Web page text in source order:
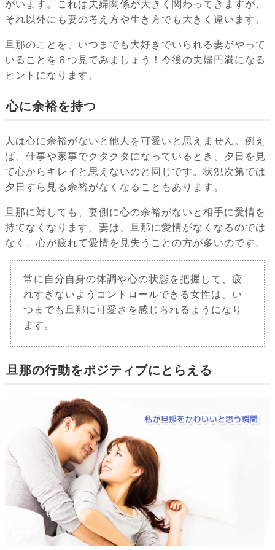
がいます。これは夫婦関係が大きく関わってきますが、
それ以外にも妻の考え方や生き方でも大きく違います。
旦那のことを、いつまでも大好きでいられる妻がやって
いることを６つ見てみましょう！今後の夫婦円満になる
ヒントになります。
心に余裕を持つ
人は心に余裕がないと他人を可愛いと思えません。例え
ば、仕事や家事でクタクタになっているとき、夕日を見
て心からキレイと思えないのと同じです。状況次第では
夕日すら見る余裕がなくなることもあります。
旦那に対しても、妻側に心の余裕がないと相手に愛情を
持てなくなります。妻は、旦那に愛情がなくなるのでは
なく、心が疲れて愛情を見失うことの方が多いのです。
常に自分自身の体調や心の状態を把握して、疲
れすぎないようコントロールできる女性は、い
つまでも旦那に可愛さを感じられるようになり
ます。
旦那の行動をポジティブにとらえる